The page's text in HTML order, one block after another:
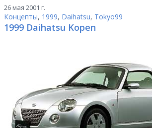
26 мая 2001 г.
Концепты, 1999, Daihatsu, Tokyo99
1999 Daihatsu Kopen